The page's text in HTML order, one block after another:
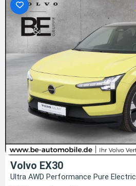
Volvo EX30
Ultra AWD Performance Pure Electric